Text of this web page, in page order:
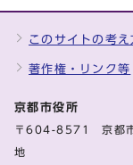
このサイトの考え
著作権・リンク等
京都市役所
〒604-8571 京都市
地